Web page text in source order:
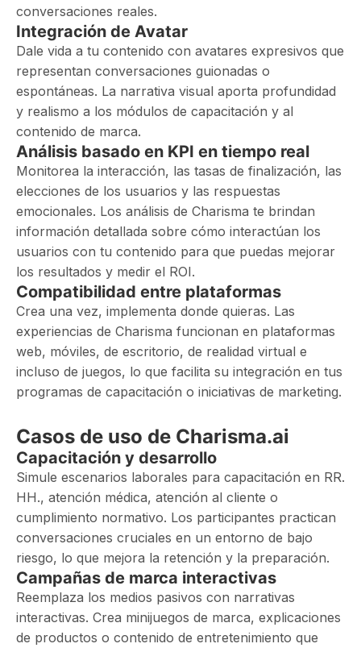
conversaciones reales.
Integración de Avatar
Dale vida a tu contenido con avatares expresivos que
representan conversaciones guionadas o
espontáneas. La narrativa visual aporta profundidad
y realismo a los módulos de capacitación y al
contenido de marca.
Análisis basado en KPI en tiempo real
Monitorea la interacción, las tasas de finalización, las
elecciones de los usuarios y las respuestas
emocionales. Los análisis de Charisma te brindan
información detallada sobre cómo interactúan los
usuarios con tu contenido para que puedas mejorar
los resultados y medir el ROI.
Compatibilidad entre plataformas
Crea una vez, implementa donde quieras. Las
experiencias de Charisma funcionan en plataformas
web, móviles, de escritorio, de realidad virtual e
incluso de juegos, lo que facilita su integración en tus
programas de capacitación o iniciativas de marketing.
Casos de uso de Charisma.ai
Capacitación y desarrollo
Simule escenarios laborales para capacitación en RR.
HH., atención médica, atención al cliente o
cumplimiento normativo. Los participantes practican
conversaciones cruciales en un entorno de bajo
riesgo, lo que mejora la retención y la preparación.
Campañas de marca interactivas
Reemplaza los medios pasivos con narrativas
interactivas. Crea minijuegos de marca, explicaciones
de productos o contenido de entretenimiento que